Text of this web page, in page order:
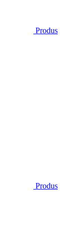
Produs
Produs